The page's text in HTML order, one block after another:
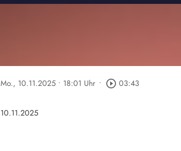
Mo., 10.11.2025 • 18:01 Uhr • play_circle_outline 03:43
10.11.2025